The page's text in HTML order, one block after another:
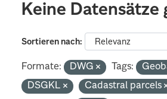
Keine Datensätze
Sortieren nach
Formate: DWG Tags:
DSGKL
Cadastral parcels